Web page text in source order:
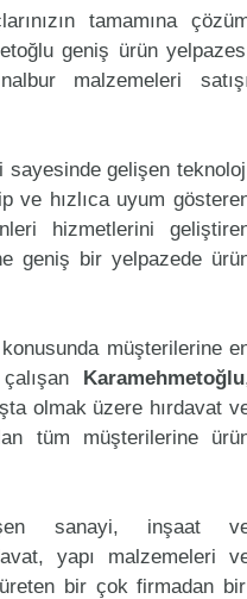
tamamına
geniş ürün
malzemeleri
sayesinde gelişen
ve hızlıca uyum
hizmetlerini
geniş bir yelpazede
müşterilerine
Karamehmetoğlu
olmak üzere hırdavat
tüm müşterilerine
sanayi, inşaat
yapı malzemeleri
bir çok firmadan